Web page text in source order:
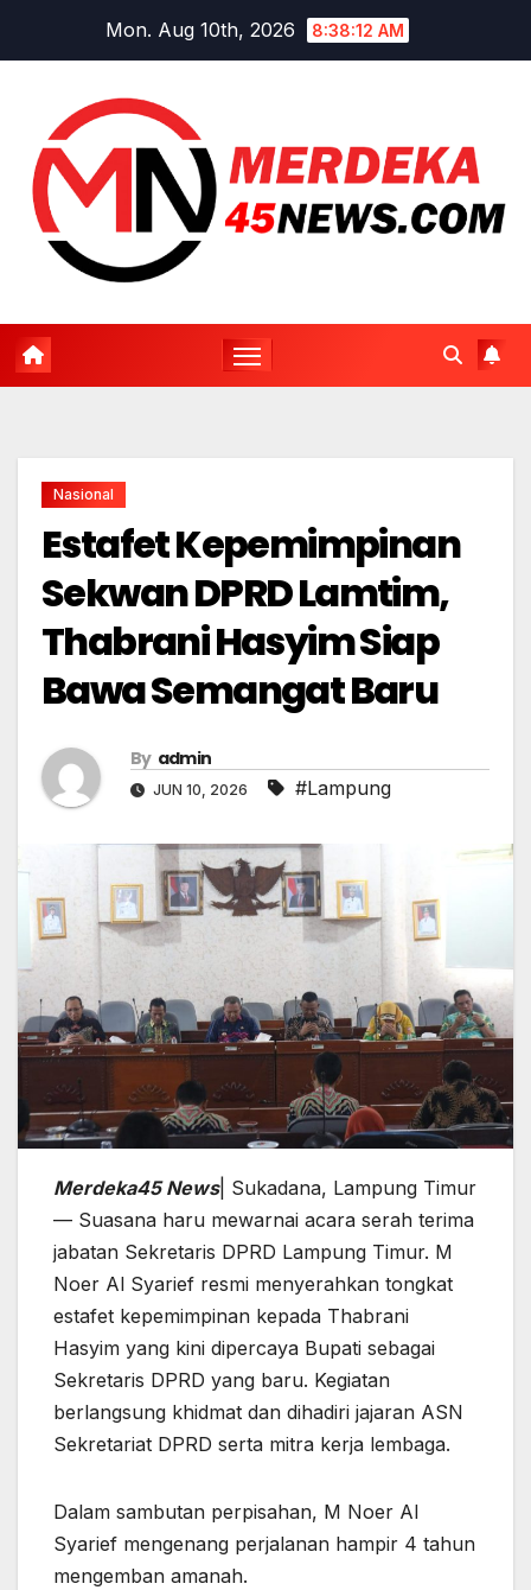
Mon. Aug 10th, 2026 8:38:13 AM
Nasional
Estafet Kepemimpinan
Sekwan DPRD Lamtim,
Thabrani Hasyim Siap
Bawa Semangat Baru
By admin
JUN 10, 2026 #Lampung
Merdeka45 News| Sukadana, Lampung Timur
— Suasana haru mewarnai acara serah terima
jabatan Sekretaris DPRD Lampung Timur. M
Noer Al Syarief resmi menyerahkan tongkat
estafet kepemimpinan kepada Thabrani
Hasyim yang kini dipercaya Bupati sebagai
Sekretaris DPRD yang baru. Kegiatan
berlangsung khidmat dan dihadiri jajaran ASN
Sekretariat DPRD serta mitra kerja lembaga.
Dalam sambutan perpisahan, M Noer Al
Syarief mengenang perjalanan hampir 4 tahun
mengemban amanah.